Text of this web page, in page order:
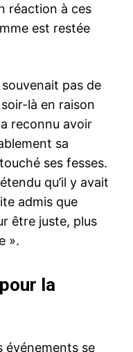
réaction à ces
est restée
souvenait pas de
là en raison
reconnu avoir
sa
ses fesses.
qu’il y avait
admis que
être juste, plus
».
la
événements se